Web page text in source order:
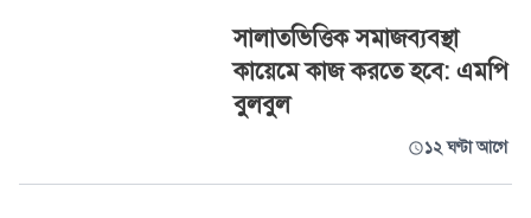
সালাতভিত্তিক সমাজব্যবস্থা
কায়েমে কাজ করতে হবে: এমপি
বুলবুল
১২ ঘণ্টা আগে